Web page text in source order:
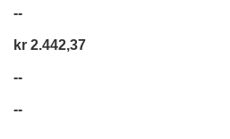
--
kr 2.442,37
--
--